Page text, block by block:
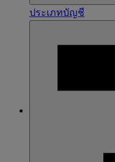
ประเภทบัญชี